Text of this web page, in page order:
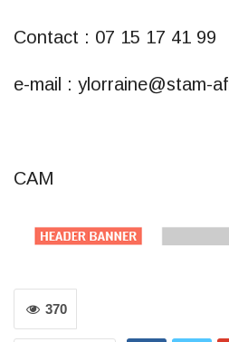
Contact : 07 15 17 41 99
e-mail : ylorraine@stam-
CAM
370